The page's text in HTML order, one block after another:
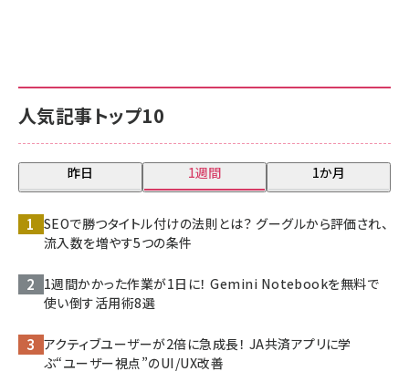
人気記事トップ10
昨日 1週間 1か月
SEOで勝つタイトル付けの法則とは？ グーグルから評価され、
流入数を増やす5つの条件
1週間かかった作業が1日に！ Gemini Notebookを無料で
使い倒す活用術8選
アクティブユーザーが2倍に急成長！ JA共済アプリに学
ぶ“ユーザー視点”のUI/UX改善